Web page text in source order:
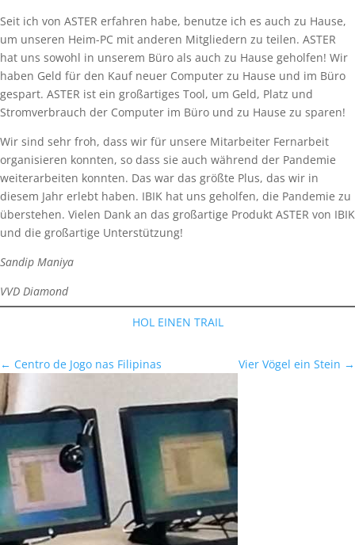
Seit ich von ASTER erfahren habe, benutze ich es auch zu Hause,
um unseren Heim-PC mit anderen Mitgliedern zu teilen. ASTER
hat uns sowohl in unserem Büro als auch zu Hause geholfen! Wir
haben Geld für den Kauf neuer Computer zu Hause und im Büro
gespart. ASTER ist ein großartiges Tool, um Geld, Platz und
Stromverbrauch der Computer im Büro und zu Hause zu sparen!
Wir sind sehr froh, dass wir für unsere Mitarbeiter Fernarbeit
organisieren konnten, so dass sie auch während der Pandemie
weiterarbeiten konnten. Das war das größte Plus, das wir in
diesem Jahr erlebt haben. IBIK hat uns geholfen, die Pandemie zu
überstehen. Vielen Dank an das großartige Produkt ASTER von IBIK
und die großartige Unterstützung!
Sandip Maniya
VVD Diamond
HOL EINEN TRAIL
← Centro de Jogo nas Filipinas Vier Vögel ein Stein →